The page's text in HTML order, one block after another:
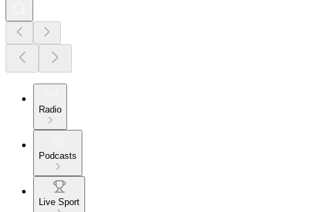
Radio
Podcasts
Live Sport